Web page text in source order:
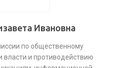
Ивановна
по общественному
власти и противодействию